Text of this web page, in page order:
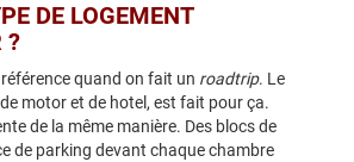
DE LOGEMENT
?
référence quand on fait un roadtrip. Le
motor et de hotel, est fait pour ça.
de la même manière. Des blocs de
de parking devant chaque chambre